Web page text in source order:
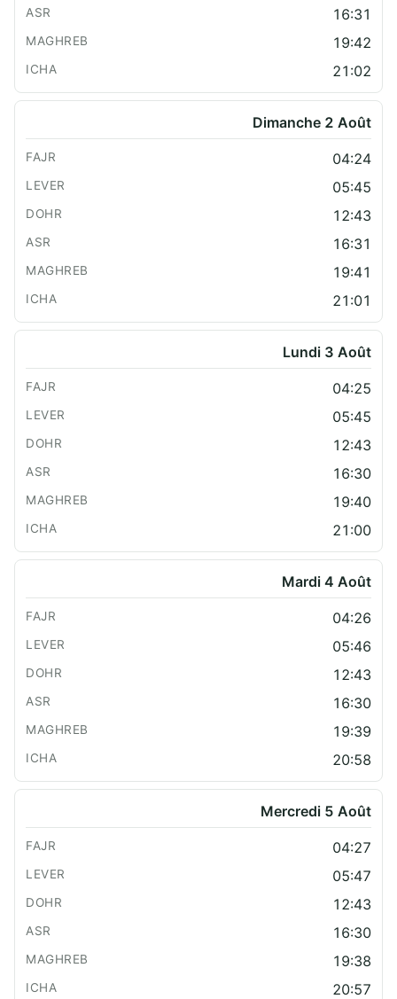
16:31
19:42
21:02
Dimanche 2 Août
04:24
05:45
12:43
16:31
19:41
21:01
Lundi 3 Août
04:25
05:45
12:43
16:30
19:40
21:00
Mardi 4 Août
04:26
05:46
12:43
16:30
19:39
20:58
Mercredi 5 Août
04:27
05:47
12:43
16:30
19:38
20:57